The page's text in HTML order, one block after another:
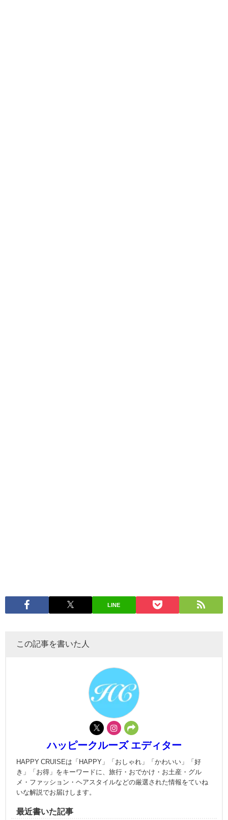
LINE
この記事を書いた人
ハッピークルーズ エディター
HAPPY CRUISEは「HAPPY」「おしゃれ」「かわいい」「好
き」「お得」をキーワードに、旅行・おでかけ・お土産・グル
メ・ファッション・ヘアスタイルなどの厳選された情報をていね
いな解説でお届けします。
最近書いた記事